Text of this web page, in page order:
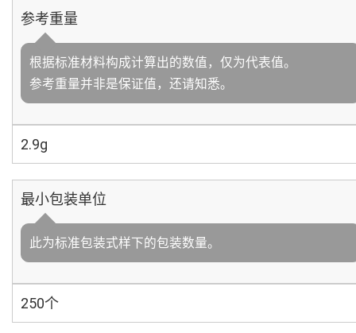
参考重量
根据标准材料构成计算出的数值，仅为代表值。
参考重量并非是保证值，还请知悉。
2.9g
最小包装单位
此为标准包装式样下的包装数量。
250个